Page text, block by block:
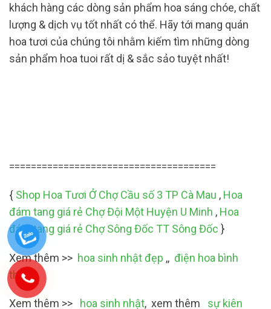
khách hàng các dòng sản phẩm hoa sáng chóe, chất
lượng & dịch vụ tốt nhất có thể. Hãy tới mang quán
hoa tươi của chúng tôi nhằm kiếm tìm những dòng
sản phẩm hoa tuoi rất dị & sắc sảo tuyệt nhất!
======================================
{ Shop Hoa Tươi Ở Chợ Cầu số 3 TP Cà Mau , Hoa
đám tang giá rẻ Chợ Đội Một Huyện U Minh , Hoa
đám tang giá rẻ Chợ Sông Đốc TT Sông Đốc }
Xem thêm >> hoa sinh nhật đẹp ,, điện hoa bình
thuận,
Xem thêm >> hoa sinh nhật, xem thêm sự kiên